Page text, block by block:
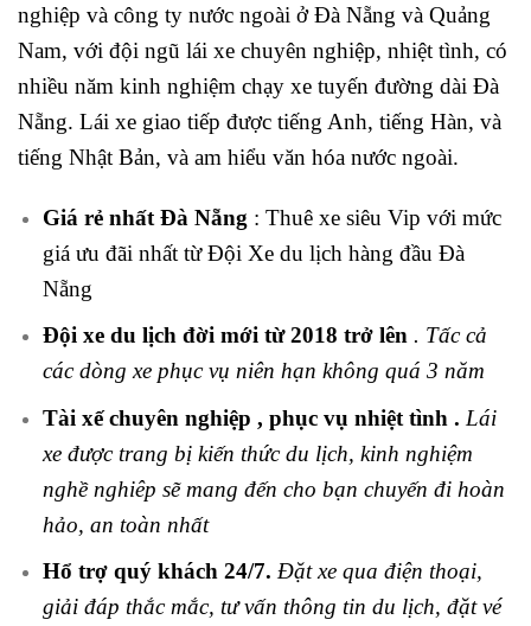
nghiệp và công ty nước ngoài ở Đà Nẵng và Quảng
Nam, với đội ngũ lái xe chuyên nghiệp, nhiệt tình, có
nhiều năm kinh nghiệm chạy xe tuyến đường dài Đà
Nẵng. Lái xe giao tiếp được tiếng Anh, tiếng Hàn, và
tiếng Nhật Bản, và am hiểu văn hóa nước ngoài.
Giá rẻ nhất Đà Nẵng : Thuê xe siêu Vip với mức
giá ưu đãi nhất từ Đội Xe du lịch hàng đầu Đà
Nẵng
Đội xe du lịch đời mới từ 2018 trở lên . Tấc cả
các dòng xe phục vụ niên hạn không quá 3 năm
Tài xế chuyên nghiệp , phục vụ nhiệt tình . Lái
xe được trang bị kiến thức du lịch, kinh nghiệm
nghề nghiêp sẽ mang đến cho bạn chuyến đi hoàn
hảo, an toàn nhất
Hổ trợ quý khách 24/7. Đặt xe qua điện thoại,
giải đáp thắc mắc, tư vấn thông tin du lịch, đặt vé